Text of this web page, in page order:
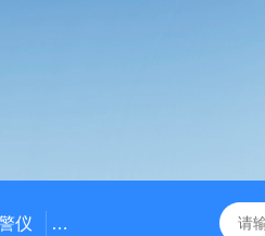
仪 BJ5215L型长杆γ剂量率仪